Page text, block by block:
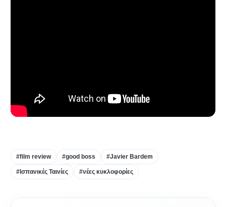
#film review #good boss #Javier Bardem
#Ισπανικές Ταινίες #νέες κυκλοφορίες